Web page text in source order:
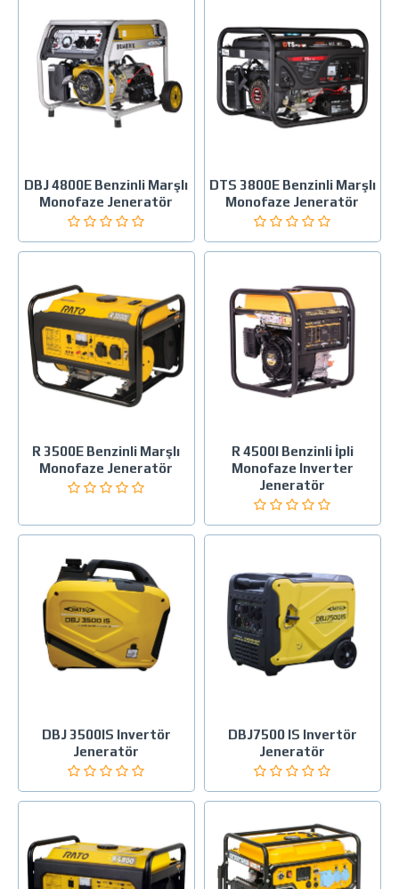
DBJ 4800E Benzinli Marşlı
Monofaze Jeneratör
DTS 3800E Benzinli Marşlı
Monofaze Jeneratör
R 3500E Benzinli Marşlı
Monofaze Jeneratör
R 4500I Benzinli İpli
Monofaze Inverter
Jeneratör
DBJ 3500IS Invertör
Jeneratör
DBJ7500 IS Invertör
Jeneratör